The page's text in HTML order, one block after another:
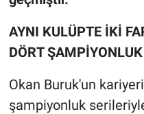
AYNI KULÜPTE İKİ
DÖRT ŞAMPİYONLUK
Okan Buruk'un
şampiyonluk